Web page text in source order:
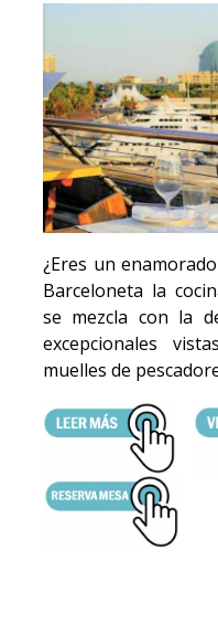
¿Eres un
Barceloneta la
se mezcla con la
excepcionales
muelles de